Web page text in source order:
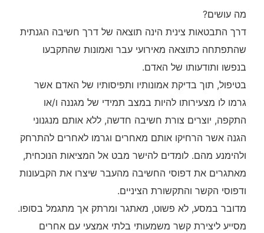
מה עושים?
דרך התבטאות צינית הינה תוצאה של דרך חשיבה הגנתית
שהתפתחה כתוצאה מאירועי עבר ואמונות שהתקבעו
בנפשו ותודעותו של האדם.
בטיפול, תוך בדיקת אמונותיו ותפיסותיו של האדם אשר
גרמו לו מצעירותו להיות במצב תמידי של מגננה ו/או
התקפה, יוצרים צורת חשיבה חדשה, ללא אותם מנגנוני
הגנה אשר הרחיקו אותם מאחרים וגרמו לאחרים להתרחק
ולהימנע מהם. לומדים להישר מבט אל המציאות הנוכחית,
מאתגרים את דפוסי החשיבה מהעבר שיצרו את הקבעונות
ודפוסי הקשר והתקשורת הציניים.
מדובר במסע, לא פשוט, מאתגר ומרתק אך מתגמל בסופו.
מסייע ליצירת קשר משמעותי בלתי אמצעי עם אחרים